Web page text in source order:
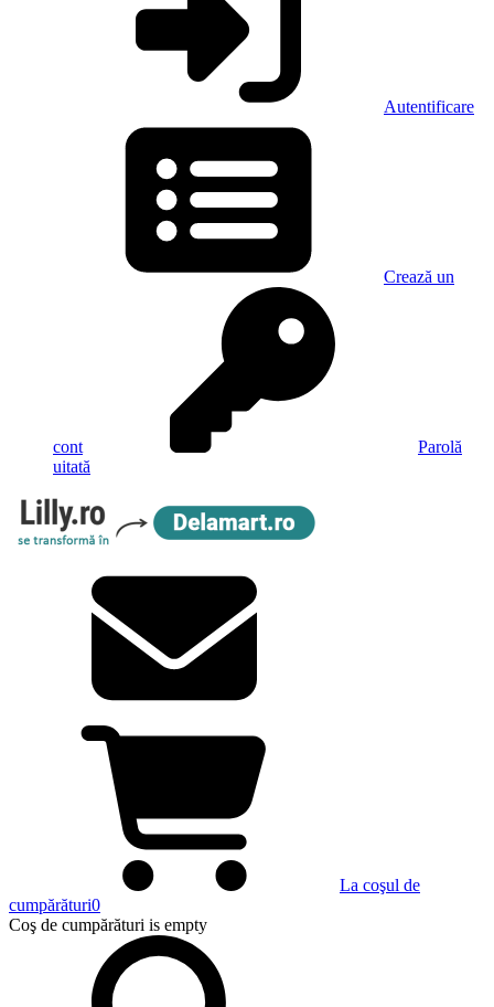
Autentificare
Crează un
cont
Parolă
uitată
La coşul de
cumpărături0
Coş de cumpărături is empty